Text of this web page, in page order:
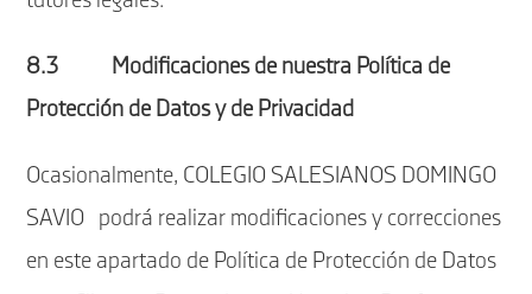
8.3 Modificaciones de nuestra Política de
Protección de Datos y de Privacidad
Ocasionalmente, COLEGIO SALESIANOS DOMINGO
SAVIO podrá realizar modificaciones y correcciones
en este apartado de Política de Protección de Datos